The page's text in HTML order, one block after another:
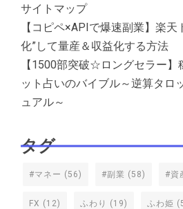
サイトマップ
【コピペ×APIで爆速副業】楽天
化”して量産＆収益化する方法
【1500部突破☆ロングセラー
ット占いのバイブル～逆算タロ
ュアル～
タグ
#マネー (56) #副業 (58) #資
FX (12) ふわり (19) ふわ姫